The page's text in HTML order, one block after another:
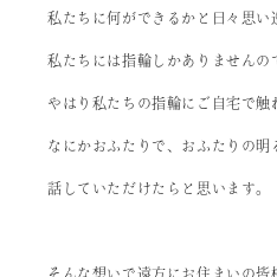
私たちに何ができるかと日々思い
私たちには指輪しかありませんの
やはり私たちの指輪にご自宅で触
なにかおふたりで、おふたりの明
話していただけたらと思います。
そんな想いで遠方にお住まいの皆